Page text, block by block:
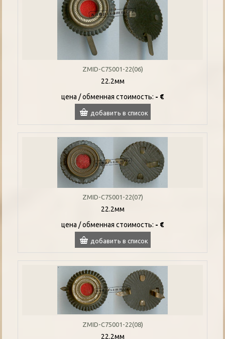
ZMID-C75001-22(06)
22.2мм
цена / oбменная стоимость: - €
добавить в список
ZMID-C75001-22(07)
22.2мм
цена / oбменная стоимость: - €
добавить в список
ZMID-C75001-22(08)
22.2мм